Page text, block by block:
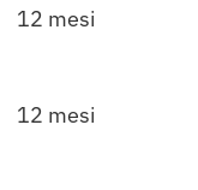
12 mesi
12 mesi